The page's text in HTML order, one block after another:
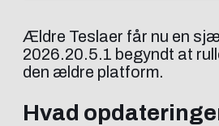
Ældre Teslaer får nu en
2026.20.5.1 begyndt at
den ældre platform.
Hvad